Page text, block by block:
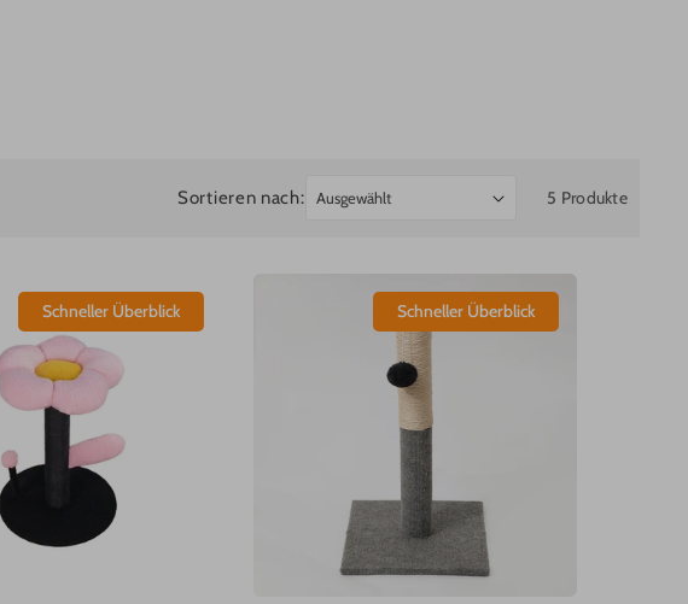
Sortieren nach: 5 Produkte
Schneller Überblick Schneller Überblick